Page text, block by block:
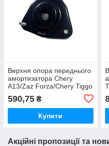
Верхня опора переднього
амортизатора Chery
A13/Zaz Forza/Chery Tiggo
2 (INA-FOR INF80.2426)
590,75 ₴
Купити
Акційні пропозиції та